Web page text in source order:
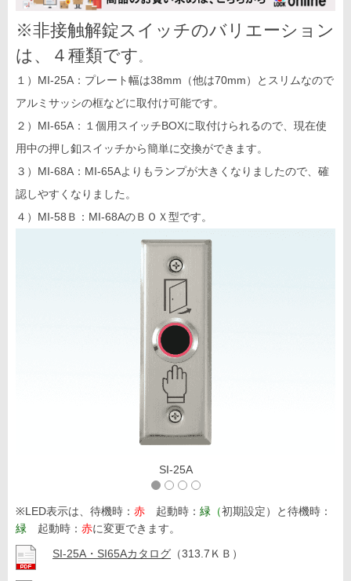
※非接触解錠スイッチのバリエーション
は、４種類です 。
１）MI-25A：プレート幅は38mm（他は70mm）とスリムなので
アルミサッシの框などに取付け可能です。
２）MI-65A：１個用スイッチBOXに取付けられるので、現在使
用中の押し釦スイッチから簡単に交換ができます。
３）MI-68A：MI-65Aよりもランプが大きくなりましたので、確
認しやすくなりました。
４）MI-58Ｂ：MI-68AのＢＯＸ型です。
SI-25A
※LED表示は、待機時： 赤 起動時： 緑 （初期設定）と待機時：
緑 起動時： 赤に変更できます。
SI-25A・SI65Aカタログ （313.7ＫＢ）